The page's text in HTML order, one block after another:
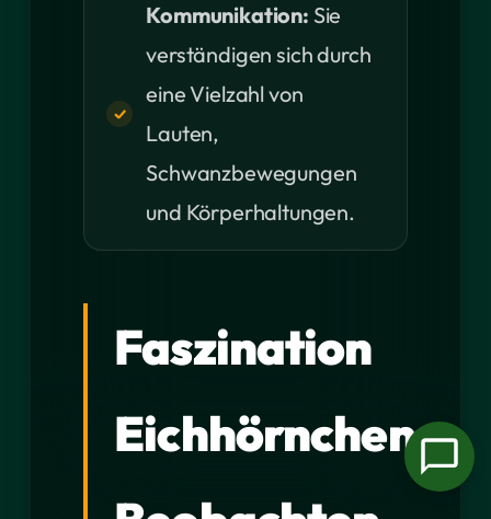
Kommunikation: Sie
verständigen sich durch
eine Vielzahl von
Lauten,
Schwanzbewegungen
und Körperhaltungen.
Faszination
Eichhörnchen: